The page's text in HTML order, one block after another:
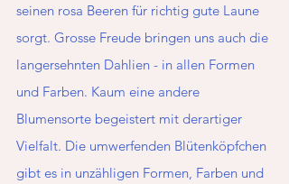
seinen rosa Beeren für richtig gute Laune
sorgt. Grosse Freude bringen uns auch die
langersehnten Dahlien - in allen Formen
und Farben. Kaum eine andere
Blumensorte begeistert mit derartiger
Vielfalt. Die umwerfenden Blütenköpfchen
gibt es in unzähligen Formen, Farben und